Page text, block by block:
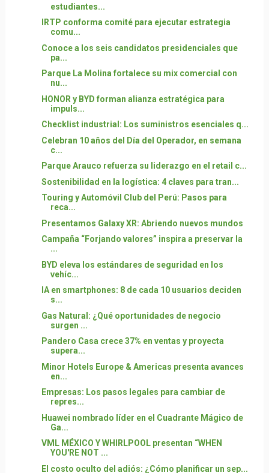
estudiantes...
IRTP conforma comité para ejecutar estrategia
comu...
Conoce a los seis candidatos presidenciales que
pa...
Parque La Molina fortalece su mix comercial con
nu...
HONOR y BYD forman alianza estratégica para
impuls...
Checklist industrial: Los suministros esenciales q...
Celebran 10 años del Día del Operador, en semana
c...
Parque Arauco refuerza su liderazgo en el retail c...
Sostenibilidad en la logística: 4 claves para tran...
Touring y Automóvil Club del Perú: Pasos para
reca...
Presentamos Galaxy XR: Abriendo nuevos mundos
Campaña “Forjando valores” inspira a preservar la
...
BYD eleva los estándares de seguridad en los
vehíc...
IA en smartphones: 8 de cada 10 usuarios deciden
s...
Gas Natural: ¿Qué oportunidades de negocio
surgen ...
Pandero Casa crece 37% en ventas y proyecta
supera...
Minor Hotels Europe & Americas presenta avances
en...
Empresas: Los pasos legales para cambiar de
repres...
Huawei nombrado líder en el Cuadrante Mágico de
Ga...
VML MÉXICO Y WHIRLPOOL presentan “WHEN
YOU'RE NOT ...
El costo oculto del adiós: ¿Cómo planificar un sep...